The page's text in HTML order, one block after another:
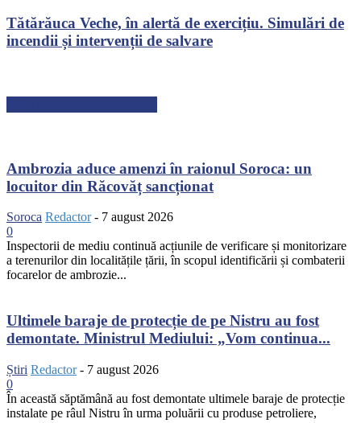
Tătărăuca Veche, în alertă de exercițiu. Simulări de
incendii și intervenții de salvare
Ambrozia aduce amenzi în raionul Soroca: un
locuitor din Răcovăț sancționat
Soroca Redactor - 7 august 2026
0
Inspectorii de mediu continuă acțiunile de verificare și monitorizare
a terenurilor din localitățile țării, în scopul identificării și combaterii
focarelor de ambrozie...
Ultimele baraje de protecție de pe Nistru au fost
demontate. Ministrul Mediului: „Vom continua...
Știri Redactor - 7 august 2026
0
În această săptămână au fost demontate ultimele baraje de protecție
instalate pe râul Nistru în urma poluării cu produse petroliere,